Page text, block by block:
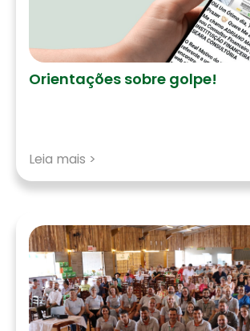
Orientações sobre golpe!
Leia mais >